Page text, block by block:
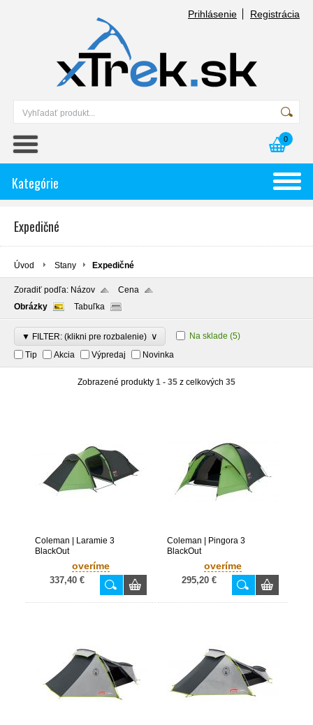
Prihlásenie Registrácia
0
Kategórie
Expedičné
Úvod Stany Expedičné
Zoradiť podľa: Názov
Cena
Obrázky
Tabuľka
▼ FILTER: (klikni pre rozbalenie) ∨ Na sklade (5)
Tip
Akcia Výpredaj Novinka
Zobrazené produkty 1 - 35 z celkových 35
Coleman | Laramie 3
BlackOut
overíme
337,40 €
Coleman | Pingora 3
BlackOut
overíme
295,20 €